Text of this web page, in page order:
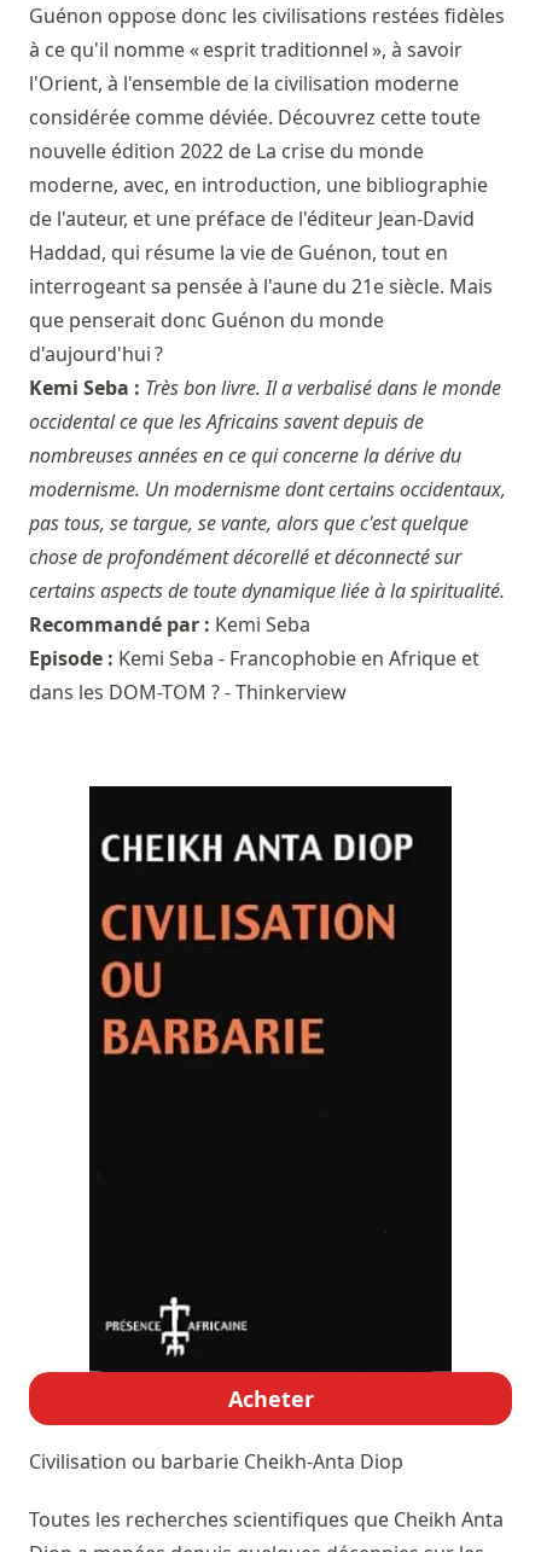
Guénon oppose donc les civilisations restées fidèles
à ce qu'il nomme « esprit traditionnel », à savoir
l'Orient, à l'ensemble de la civilisation moderne
considérée comme déviée. Découvrez cette toute
nouvelle édition 2022 de La crise du monde
moderne, avec, en introduction, une bibliographie
de l'auteur, et une préface de l'éditeur Jean-David
Haddad, qui résume la vie de Guénon, tout en
interrogeant sa pensée à l'aune du 21e siècle. Mais
que penserait donc Guénon du monde
d'aujourd'hui ?
Kemi Seba : Très bon livre. Il a verbalisé dans le monde
occidental ce que les Africains savent depuis de
nombreuses années en ce qui concerne la dérive du
modernisme. Un modernisme dont certains occidentaux,
pas tous, se targue, se vante, alors que c'est quelque
chose de profondément décorellé et déconnecté sur
certains aspects de toute dynamique liée à la spiritualité.
Recommandé par : Kemi Seba
Episode : Kemi Seba - Francophobie en Afrique et
dans les DOM-TOM ? - Thinkerview
Acheter
Civilisation ou barbarie Cheikh-Anta Diop
Toutes les recherches scientifiques que Cheikh Anta